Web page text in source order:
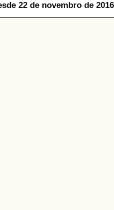
22 de novembro de